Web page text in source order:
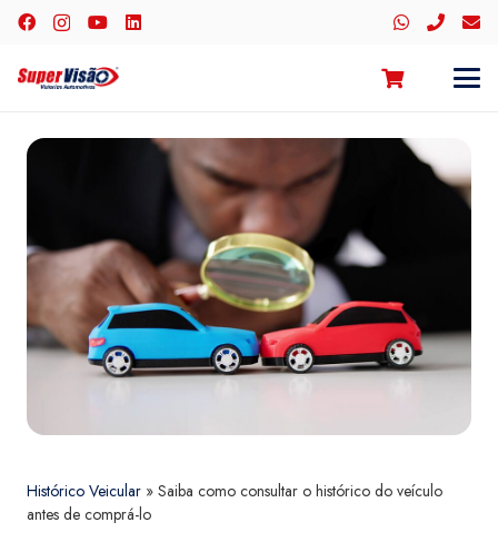
Histórico Veicular » Saiba como consultar o histórico do veículo
antes de comprá-lo